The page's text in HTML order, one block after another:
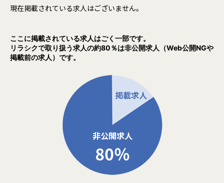
現在掲載されている求人はございません。
ここに掲載されている求人はごく一部です。
リラシクで取り扱う求人の約80％は非公開求人（Web公開NGや
掲載前の求人）です。